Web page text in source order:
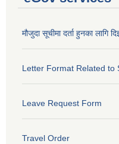
मौजुदा सूचीमा दर्ता हुनका लागि
Letter Format Related to
Leave Request Form
Travel Order